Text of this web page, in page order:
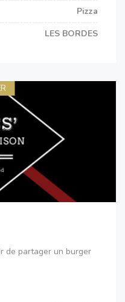
Pizza
LES BORDES
de partager un burger